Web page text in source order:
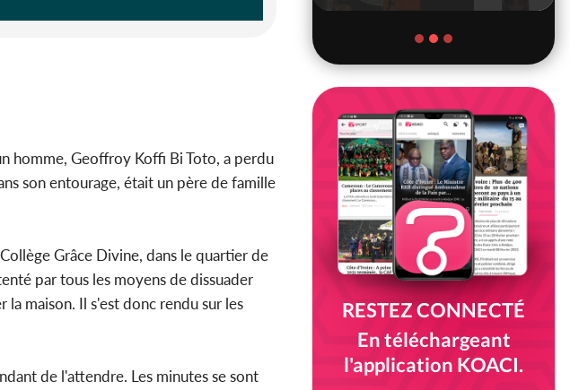
homme, Geoffroy Koffi Bi Toto, a perdu
son entourage, était un père de famille
Grâce Divine, dans le quartier de
par tous les moyens de dissuader
maison. Il s'est donc rendu sur les
de l'attendre. Les minutes se sont
RESTEZ CONNECTÉ
En téléchargeant
l'application KOACI.